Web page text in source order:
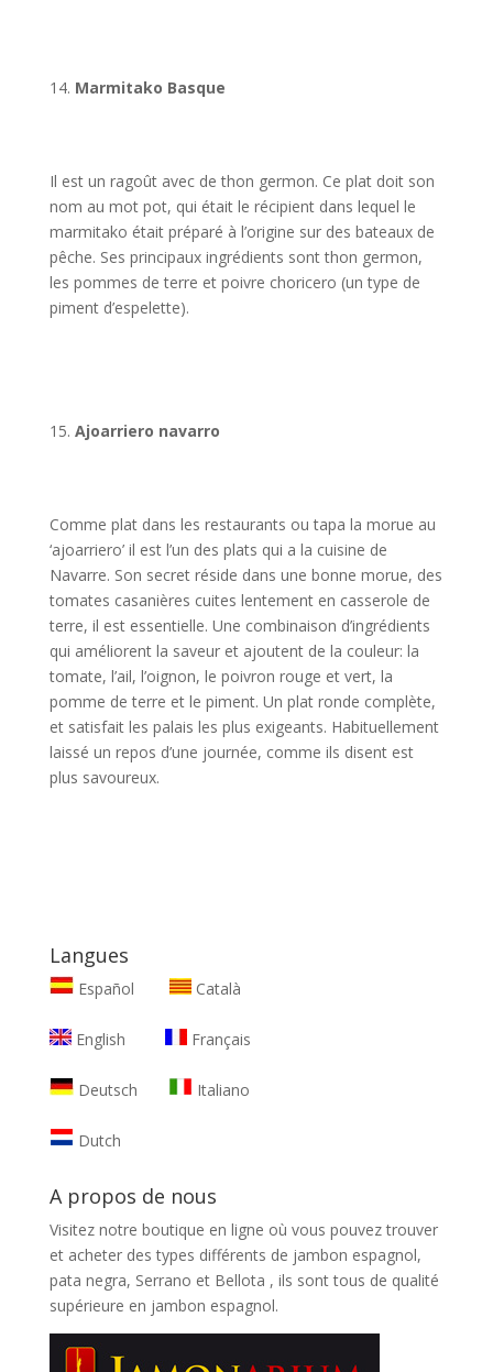
Marmitako Basque
Il est un ragoût avec de thon germon. Ce plat doit son
nom au mot pot, qui était le récipient dans lequel le
marmitako était préparé à l’origine sur des bateaux de
pêche. Ses principaux ingrédients sont thon germon,
les pommes de terre et poivre choricero (un type de
piment d’espelette).
Ajoarriero navarro
Comme plat dans les restaurants ou tapa la morue au
‘ajoarriero’ il est l’un des plats qui a la cuisine de
Navarre. Son secret réside dans une bonne morue, des
tomates casanières cuites lentement en casserole de
terre, il est essentielle. Une combinaison d’ingrédients
qui améliorent la saveur et ajoutent de la couleur: la
tomate, l’ail, l’oignon, le poivron rouge et vert, la
pomme de terre et le piment. Un plat ronde complète,
et satisfait les palais les plus exigeants. Habituellement
laissé un repos d’une journée, comme ils disent est
plus savoureux.
Langues
Español Català
English Français
Deutsch Italiano
Dutch
A propos de nous
Visitez notre boutique en ligne où vous pouvez trouver
et acheter des types différents de jambon espagnol,
pata negra, Serrano et Bellota , ils sont tous de qualité
supérieure en jambon espagnol.